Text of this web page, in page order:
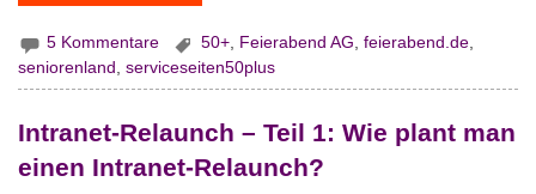
5 Kommentare 50+, Feierabend AG,feierabend.de,
seniorenland
,serviceseiten50plus
Intranet-Relaunch – Teil 1: Wie plant man
einen Intranet-Relaunch?